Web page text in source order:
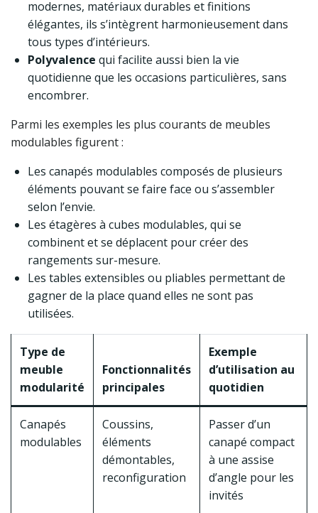
modernes, matériaux durables et finitions
élégantes, ils s’intègrent harmonieusement dans
tous types d’intérieurs.
Polyvalence qui facilite aussi bien la vie
quotidienne que les occasions particulières, sans
encombrer.
Parmi les exemples les plus courants de meubles
modulables figurent :
Les canapés modulables composés de plusieurs
éléments pouvant se faire face ou s’assembler
selon l’envie.
Les étagères à cubes modulables, qui se
combinent et se déplacent pour créer des
rangements sur-mesure.
Les tables extensibles ou pliables permettant de
gagner de la place quand elles ne sont pas
utilisées.
Type de
meuble
modularité
Fonctionnalités
principales
Exemple
d’utilisation au
quotidien
Canapés
modulables
Coussins,
éléments
démontables,
reconfiguration
Passer d’un
canapé compact
à une assise
d’angle pour les
invités